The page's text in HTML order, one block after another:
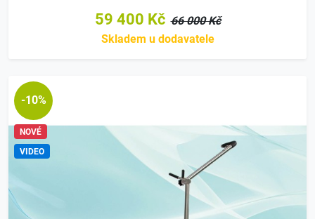
59 400 Kč 66 000 Kč
Skladem u dodavatele
-10%
NOVÉ
VIDEO